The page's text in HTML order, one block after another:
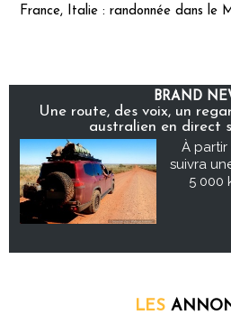
France, Italie : randonnée dans le
BRAND
Une route, des voix, un
australien en direct
À partir
suivra
5 000
LES